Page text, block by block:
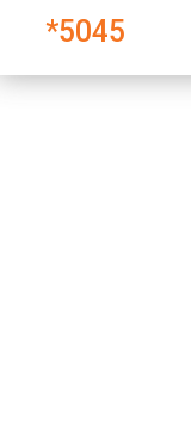
5045
*